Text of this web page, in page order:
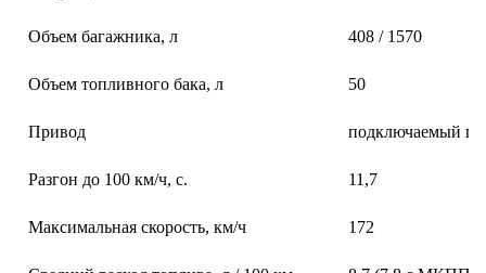
Объем багажника, л 408 / 1570
Объем топливного бака, л 50
Привод подключаемый
Разгон до 100 км/ч, с. 11,7
Максимальная скорость, км/ч 172